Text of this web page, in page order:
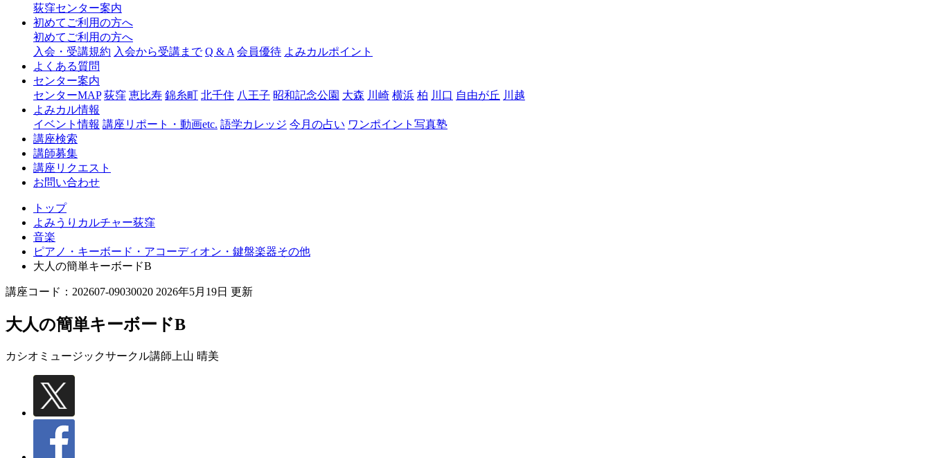
ャ
荻
窪
荻窪センター案内
初めてご利用の方へ
初めてご利用の方へ
入会・受講規約 入会から受講まで Q & A 会員優待 よみカルポイント
よくある質問
センター案内
センターMAP 荻窪 恵比寿 錦糸町 北千住 八王子 昭和記念公園 大森 川崎 横浜 柏 川口 自由が丘 川越
よみカル情報
イベント情報 講座リポート・動画etc. 語学カレッジ 今月の占い ワンポイント写真塾
講座検索
講師募集
講座リクエスト
お問い合わせ
トップ
よみうりカルチャー荻窪
音楽
ピアノ・キーボード・アコーディオン・鍵盤楽器その他
大人の簡単キーボードB
講座コード：202607-09030020 2026年5月19日 更新
大人の簡単キーボードB
カシオミュージックサークル講師 上山 晴美